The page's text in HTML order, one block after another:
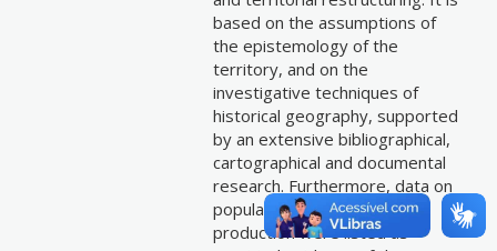
based on the assumptions of
the epistemology of the
territory, and on the
investigative techniques of
historical geography, supported
by an extensive bibliographical,
cartographical and documental
research. Furthermore, data on
population and municipal
production were listed as